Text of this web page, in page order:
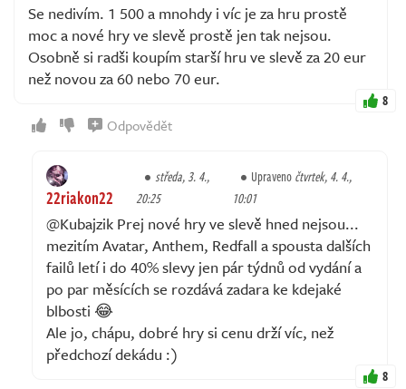
Se nedivím. 1 500 a mnohdy i víc je za hru prostě
moc a nové hry ve slevě prostě jen tak nejsou.
Osobně si radši koupím starší hru ve slevě za 20 eur
než novou za 60 nebo 70 eur.
8
Odpovědět
22riakon22
středa, 3. 4.,
20:25
Upravenočtvrtek, 4. 4.,
10:01
@Kubajzik Prej nové hry ve slevě hned nejsou...
mezitím Avatar, Anthem, Redfall a spousta dalších
failů letí i do 40% slevy jen pár týdnů od vydání a
po par měsících se rozdává zadara ke kdejaké
blbosti 😂
Ale jo, chápu, dobré hry si cenu drží víc, než
předchozí dekádu :)
8